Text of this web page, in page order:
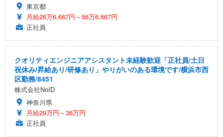
東京都
月給26万6,667円～56万6,667円
正社員
クオリティエンジニアアシスタント未経験歓迎「正社員/土日
祝休み/昇給あり/研修あり」やりがいのある環境です/横浜市西
区勤務/8451
株式会社NoID
神奈川県
月給29万円～36万円
正社員